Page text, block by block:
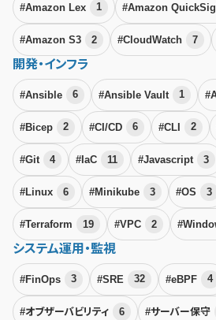
#Amazon Lex 1 #Amazon
#Amazon S3 2 #CloudWatch 7
開発・インフラ
#Ansible 6 #Ansible Vault 1
#Bicep 2 #CI/CD 6 #CLI 2
#Git 4 #IaC 11 #Javascript 3
#Linux 6 #Minikube 3 #OS 3
#Terraform 19 #VPC 2
システム運用・監視
#FinOps 3 #SRE 32 #eBPF 4
#オブザーバビリティ 6 #サーバー保守